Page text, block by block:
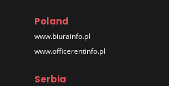
Poland
www.biurainfo.pl
www.officerentinfo.pl
Serbia